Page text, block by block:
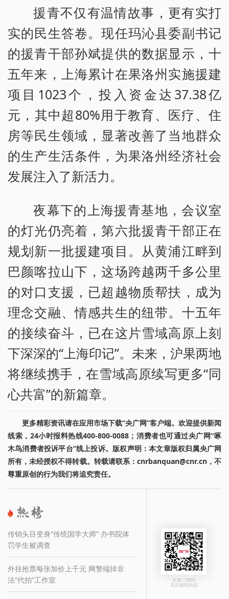
援青不仅有温情故事，更有实打
实的民生答卷。现任玛沁县委副书记
的援青干部孙斌提供的数据显示，十
五年来，上海累计在果洛州实施援建
项目1023个，投入资金达37.38亿
元，其中超80%用于教育、医疗、住
房等民生领域，显著改善了当地群众
的生产生活条件，为果洛州经济社会
发展注入了新活力。
夜幕下的上海援青基地，会议室
的灯光仍亮着，第六批援青干部正在
规划新一批援建项目。从黄浦江畔到
巴颜喀拉山下，这场跨越两千多公里
的对口支援，已超越物质帮扶，成为
理念交融、情感共生的纽带。十五年
的接续奋斗，已在这片雪域高原上刻
下深深的“上海印记”。未来，沪果两地
将继续携手，在雪域高原续写更多“同
心共富”的新篇章。
更多精彩资讯请在应用市场下载“央广网”客户端。欢迎提供新闻
线索，24小时报料热线400-800-0088；消费者也可通过央广网“啄
木鸟消费者投诉平台”线上投诉。版权声明：本文章版权归属央广网
所有，未经授权不得转载。转载请联系：cnrbanquan@cnr.cn，不
尊重原创的行为我们将追究责任。
传销头目变身“传统国学大师” 办书院体
罚学生被调查
外挂抢票每张加价上千元 网警端掉非
法“代拍”工作室
长按二维码
关注精彩内容